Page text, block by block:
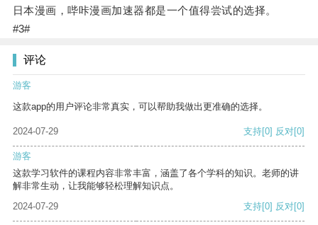
日本漫画，哔咔漫画加速器都是一个值得尝试的选择。
#3#
评论
游客
这款app的用户评论非常真实，可以帮助我做出更准确的选择。
2024-07-29 支持[0] 反对[0]
游客
这款学习软件的课程内容非常丰富，涵盖了各个学科的知识。老师的讲
解非常生动，让我能够轻松理解知识点。
2024-07-29
支持[0] 反对[0]